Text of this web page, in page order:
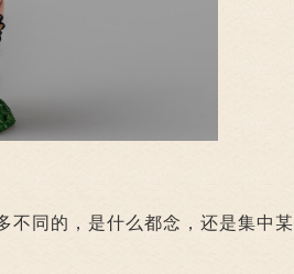
不同的，是什么都念，还是集中某